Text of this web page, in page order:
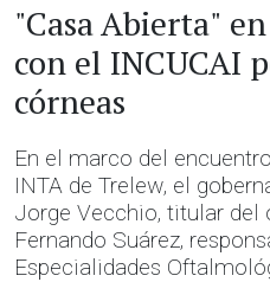
"Casa Abierta"
con el INCUCAI
córneas
En el marco del
INTA de Trelew, el
Jorge Vecchio, titular del
Fernando Suárez,
Especialidades